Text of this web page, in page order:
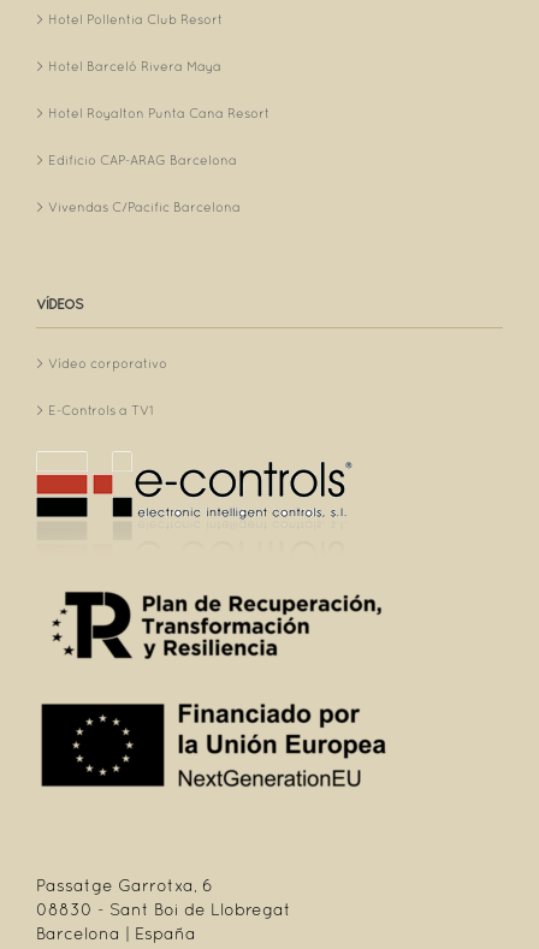
Hotel Pollentia Club Resort
Hotel Barceló Rivera Maya
Hotel Royalton Punta Cana Resort
Edificio CAP-ARAG Barcelona
Vivendas C/Pacific Barcelona
VÍDEOS
Vídeo corporativo
E-Controls a TV1
Passatge Garrotxa, 6
08830 - Sant Boi de Llobregat
Barcelona | España